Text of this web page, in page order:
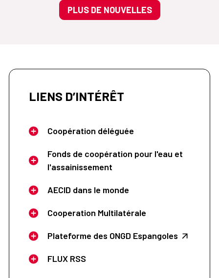
PLUS DE NOUVELLES
LIENS D’INTÉRÊT
Coopération déléguée
Fonds de coopération pour l'eau et
l'assainissement
AECID dans le monde
Cooperation Multilatérale
Plateforme des ONGD Espangoles
FLUX RSS